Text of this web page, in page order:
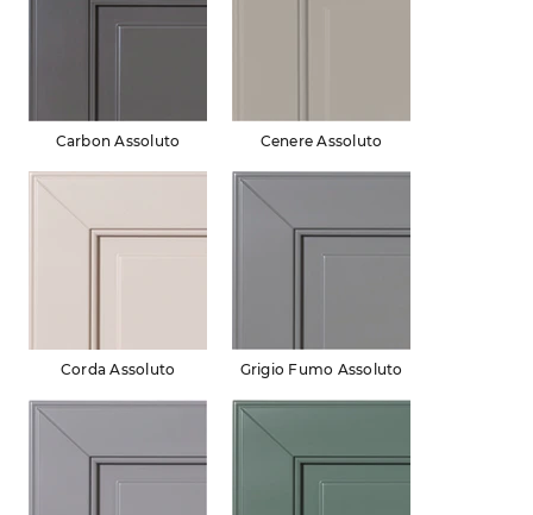
Carbon Assoluto Cenere Assoluto
Corda Assoluto Grigio Fumo Assoluto